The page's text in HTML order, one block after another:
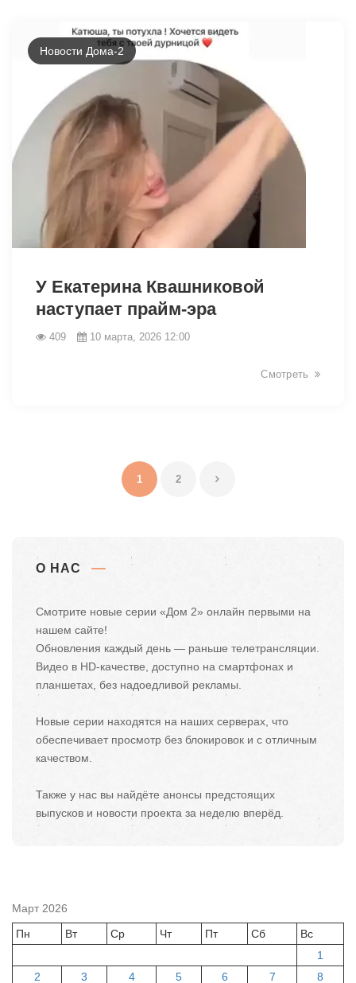
Новости Дома-2
У Екатерина Квашниковой
наступает прайм-эра
409 10 марта, 2026 12:00
Смотреть
1 2
О НАС
Смотрите новые серии «Дом 2» онлайн первыми на
нашем сайте!
Обновления каждый день — раньше телетрансляции.
Видео в HD-качестве, доступно на смартфонах и
планшетах, без надоедливой рекламы.
Новые серии находятся на наших серверах, что
обеспечивает просмотр без блокировок и с отличным
качеством.
Также у нас вы найдёте анонсы предстоящих
выпусков и новости проекта за неделю вперёд.
Март 2026
Пн
Вт Ср Чт Пт Сб
Вс
1
2
3 4 5 6 7 8